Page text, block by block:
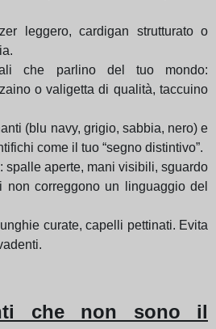
leggero, cardigan strutturato o
che parlino del tuo mondo:
o valigetta di qualità, taccuino
(blu navy, grigio, sabbia, nero) e
come il tuo “segno distintivo”.
spalle aperte, mani visibili, sguardo
non correggono un linguaggio del
curate, capelli pettinati. Evita
che non sono il